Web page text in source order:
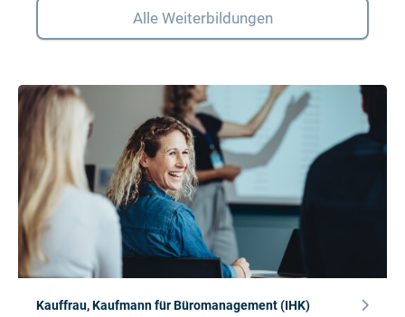
Alle Weiterbildungen
Kauffrau, Kaufmann für Büromanagement (IHK)